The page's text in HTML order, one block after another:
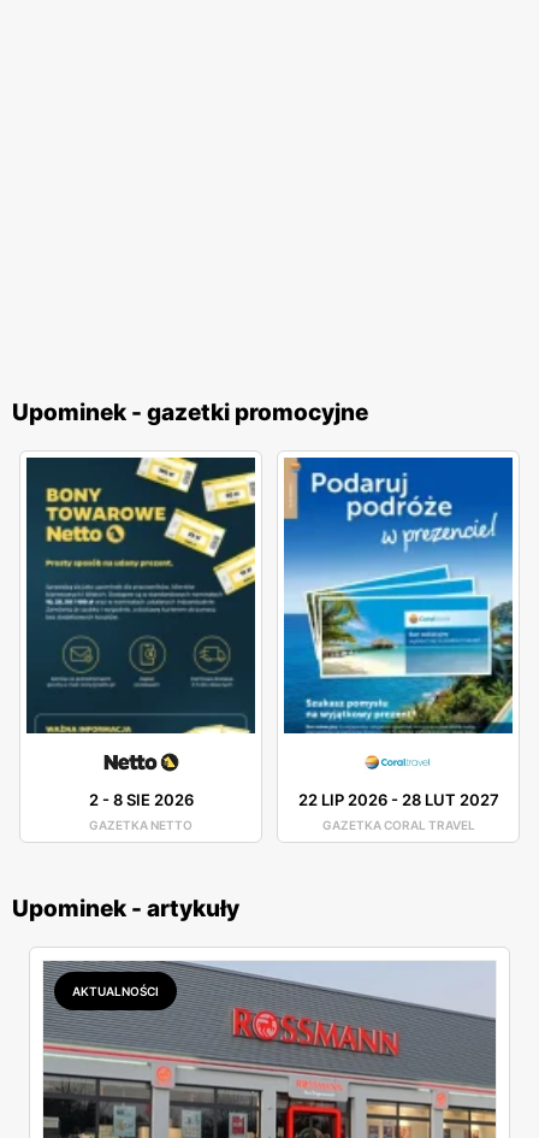
Upominek - gazetki promocyjne
2-8 SIE 2026
GAZETKA NETTO
22 LIP 2026-28 LUT 2027
GAZETKA CORAL TRAVEL
Upominek - artykuły
AKTUALNOŚCI